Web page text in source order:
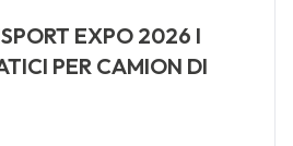
EXPO 2026 I
PER CAMION DI